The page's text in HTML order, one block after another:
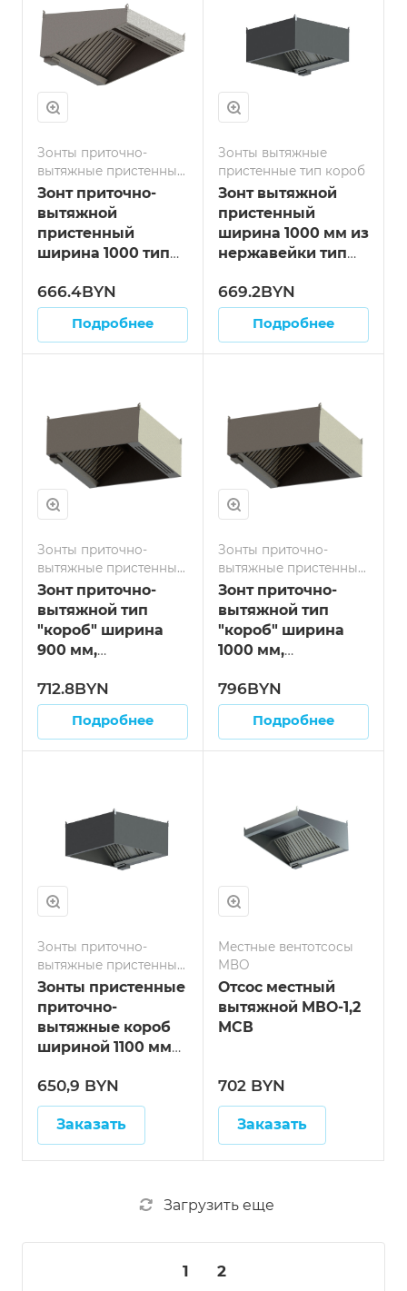
Зонты приточно-
вытяжные пристенные
тип козырёк
Зонт приточно-
вытяжной
пристенный
ширина 1000 тип
800 мм
666.4BYN
Подробнее
Зонты вытяжные
пристенные тип короб
Зонт вытяжной
пристенный
ширина 1000 мм из
нержавейки тип
мм
669.2BYN
Подробнее
Зонты приточно-
вытяжные пристенные
тип короб
Зонт приточно-
вытяжной тип
"короб" ширина
900 мм,
800 мм
712.8BYN
Подробнее
Зонты приточно-
вытяжные пристенные
тип короб
Зонт приточно-
вытяжной тип
"короб" ширина
1000 мм,
900 мм
796BYN
Подробнее
Зонты приточно-
вытяжные пристенные
тип короб
Зонты пристенные
приточно-
вытяжные короб
шириной 1100 мм
650,9 BYN
Заказать
Местные вентотсосы
МВО
Отсос местный
вытяжной МВО-1,2
МСВ
702 BYN
Заказать
Загрузить еще
1 2